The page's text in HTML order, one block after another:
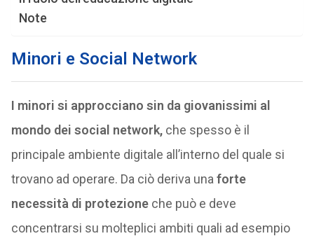
Note
Minori e Social Network
I minori si approcciano sin da giovanissimi al
mondo dei social network,che spesso è il
principale ambiente digitale all’interno del quale si
trovano ad operare. Da ciò deriva una forte
necessità di protezioneche può e deve
concentrarsi su molteplici ambiti quali ad esempio